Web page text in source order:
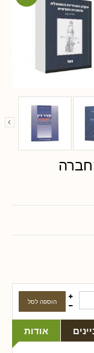
אודות